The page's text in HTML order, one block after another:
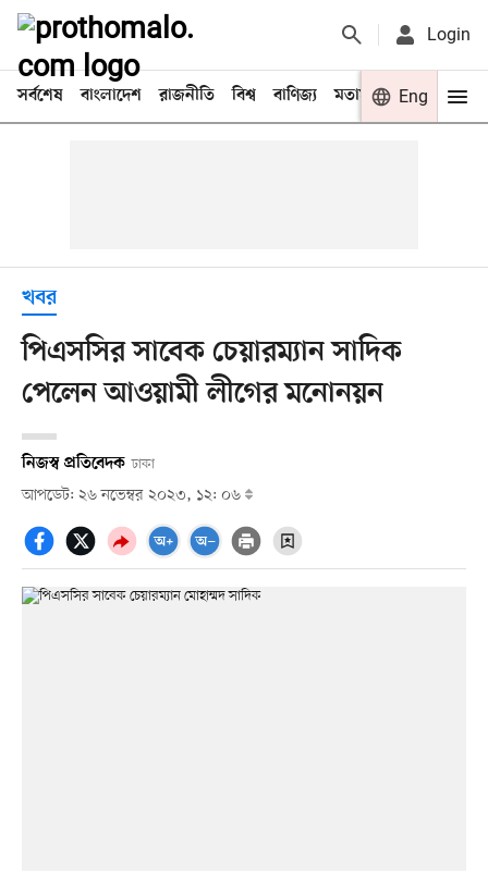
Login
সর্বশেষ বাংলাদেশ রাজনীতি বিশ্ব বাণিজ্য মতামত খেলা
Eng
খবর
পিএসসির সাবেক চেয়ারম্যান সাদিক
পেলেন আওয়ামী লীগের মনোনয়ন
নিজস্ব প্রতিবেদক ঢাকা
আপডেট: ২৬ নভেম্বর ২০২৩, ১২: ০৬